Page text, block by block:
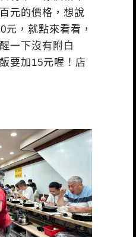
元的價格，想說
元，就點來看看，
一下沒有附白
要加15元喔！店